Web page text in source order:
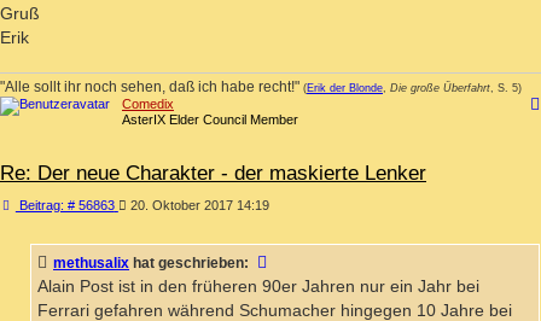
Gruß
Erik
"Alle sollt ihr noch sehen, daß ich habe recht!" (Erik der Blonde Die große Überfahrt , S. 5)
Comedix
AsterIX Elder Council Member
Re: Der neue Charakter - der maskierte Lenker
Beitrag: # 56863Beitrag
20. Oktober 2017 14:19
methusalix hat geschrieben:
Alain Post ist in den früheren 90er Jahren nur ein Jahr bei
Ferrari gefahren während Schumacher hingegen 10 Jahre bei